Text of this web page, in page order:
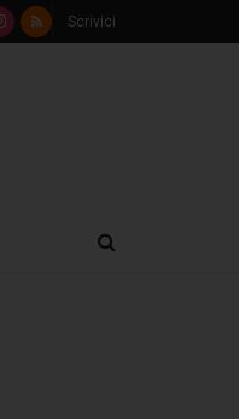
Scrivici